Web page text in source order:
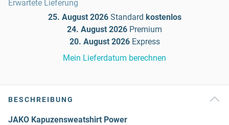
Erwartete Lieferung
25. August 2026 Standard kostenlos
24. August 2026 Premium
20. August 2026 Express
Mein Lieferdatum berechnen
BESCHREIBUNG
JAKO Kapuzensweatshirt Power